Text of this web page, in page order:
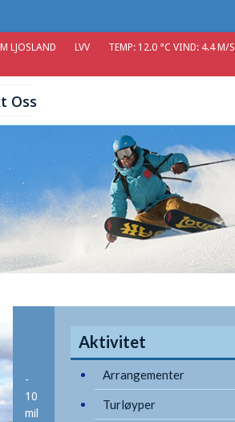
LJOSLAND LVV TEMP: 12.0 °C VIND: 4.4 M/S
Oss
Aktivitet
Arrangementer
Turløyper
-
10
mil